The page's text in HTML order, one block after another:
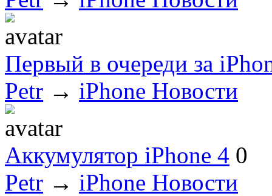
Первый в очереди за
Petr → iPhone Новости
Аккумулятор iPhone 4 0
Petr → iPhone Новости